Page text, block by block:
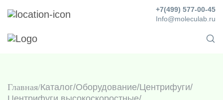
Info@moleculab.ru
+7(499) 577-00-45
Главная Каталог/Оборудование/Центрифуги/